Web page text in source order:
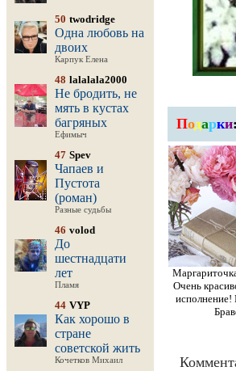
50 twodridge
Одна любовь на
двоих
Карпук Елена
48 lalalala2000
Не бродить, не
мять в кустах
багряных
Ефимыч
47 Spev
Чапаев и
Пустота
(роман)
Разные судьбы
46 volod
До
шестнадцати
лет
Пламя
44 VYP
Как хорошо в
стране
советской жить
Кочетков Михаил
Подарки:
Очень